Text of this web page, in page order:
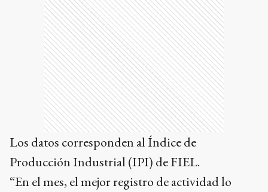
Los datos corresponden al Índice de
Producción Industrial (IPI) de FIEL.
“En el mes, el mejor registro de actividad lo